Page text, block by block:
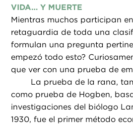
VIDA… Y MUERTE
Mientras muchos participan
retaguardia de toda una
formulan una pregunta
empezó todo esto?
que ver con una prueba de
La prueba de la rana,
como prueba de Hogben,
investigaciones del biólogo
1930, fue el primer método